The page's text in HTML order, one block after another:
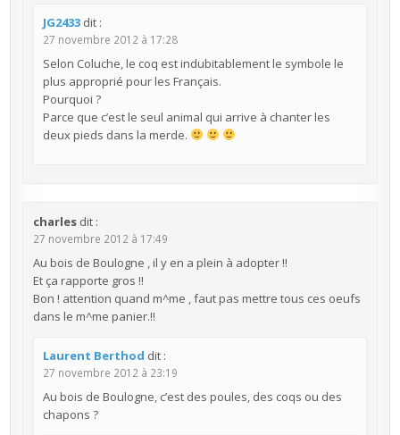
JG2433 dit :
27 novembre 2012 à 17:28
Selon Coluche, le coq est indubitablement le symbole le
plus approprié pour les Français.
Pourquoi ?
Parce que c’est le seul animal qui arrive à chanter les
deux pieds dans la merde.
charles dit :
27 novembre 2012 à 17:49
Au bois de Boulogne , il y en a plein à adopter !!
Et ça rapporte gros !!
Bon ! attention quand m^me , faut pas mettre tous ces oeufs
dans le m^me panier.!!
Laurent Berthod dit :
27 novembre 2012 à 23:19
Au bois de Boulogne, c’est des poules, des coqs ou des
chapons ?